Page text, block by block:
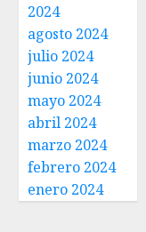
2024
agosto 2024
julio 2024
junio 2024
mayo 2024
abril 2024
marzo 2024
febrero 2024
enero 2024